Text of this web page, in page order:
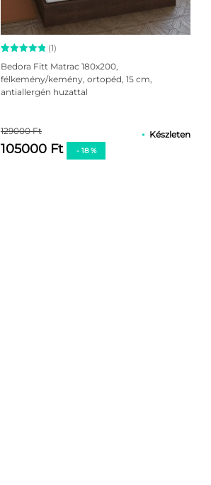
Értékelés
ből,
1
értékelés
(1)
Bedora Fitt Matrac 180x200,
félkemény/kemény, ortopéd, 15 cm,
antiallergén huzattal
129000 Ft
105000 Ft - 18 %
Készleten